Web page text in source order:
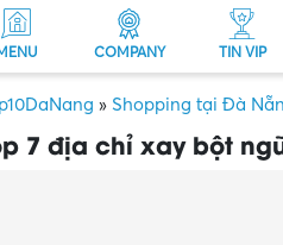
COMPANY TIN VIP
» Shopping tại Đà
7 địa chỉ xay bột